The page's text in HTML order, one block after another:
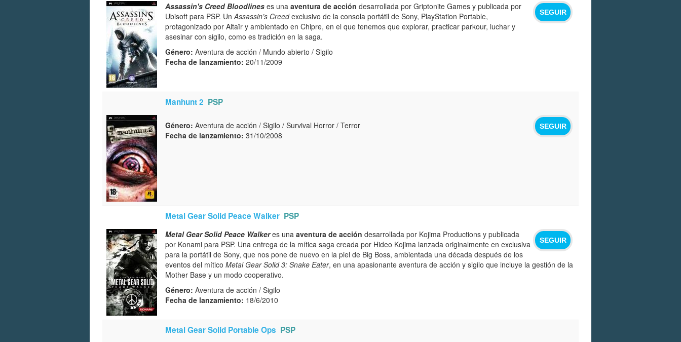
SEGUIR
Assassin's Creed Bloodlines es una aventura de acción desarrollada por Griptonite Games y publicada por
Ubisoft para PSP. Un Assassin’s Creedexclusivo de la consola portátil de Sony, PlayStation Portable,
protagonizado por Altaïr y ambientado en Chipre, en el que tenemos que explorar, practicar parkour, luchar y
asesinar con sigilo, como es tradición en la saga.
Género: Aventura de acción / Mundo abierto / Sigilo
Fecha de lanzamiento: 20/11/2009
Manhunt 2 PSP
SEGUIR
Género: Aventura de acción / Sigilo / Survival Horror / Terror
Fecha de lanzamiento: 31/10/2008
Metal Gear Solid Peace Walker PSP
SEGUIR
Metal Gear Solid Peace Walkeres una aventura de acción desarrollada por Kojima Productions y publicada
por Konami para PSP. Una entrega de la mítica saga creada por Hideo Kojima lanzada originalmente en exclusiva
para la portátil de Sony, que nos pone de nuevo en la piel de Big Boss, ambientada una década después de los
eventos del mítico Metal Gear Solid 3: Snake Eater, en una apasionante aventura de acción y sigilo que incluye la gestión de la
Mother Base y un modo cooperativo.
Género: Aventura de acción / Sigilo
Fecha de lanzamiento: 18/6/2010
Metal Gear Solid Portable Ops PSP